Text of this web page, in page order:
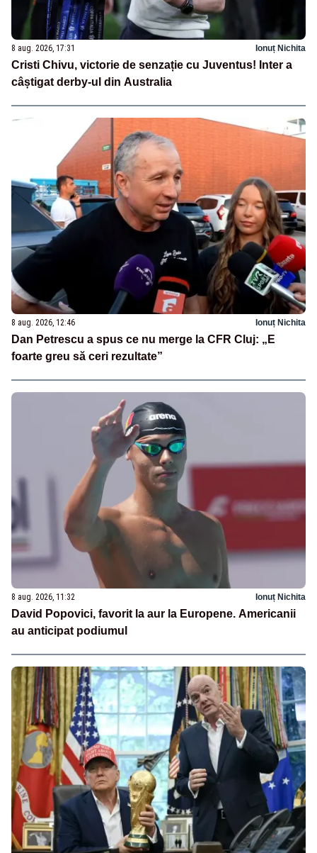
8 aug. 2026, 17:31 Ionuț Nichita
Cristi Chivu, victorie de senzație cu Juventus! Inter a
câștigat derby-ul din Australia
8 aug. 2026, 12:46 Ionuț Nichita
Dan Petrescu a spus ce nu merge la CFR Cluj: „E
foarte greu să ceri rezultate”
8 aug. 2026, 11:32 Ionuț Nichita
David Popovici, favorit la aur la Europene. Americanii
au anticipat podiumul